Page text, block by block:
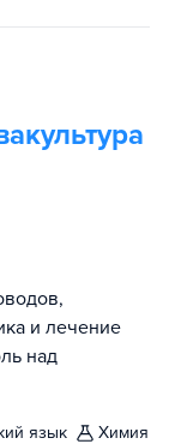
и лечение
над
язык
химия